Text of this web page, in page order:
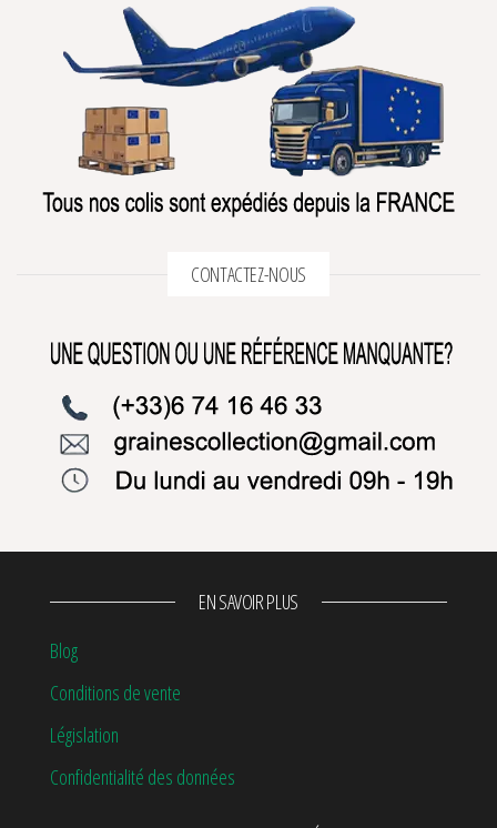
CONTACTEZ-NOUS
EN SAVOIR PLUS
Blog
Conditions de vente
Législation
Confidentialité des données